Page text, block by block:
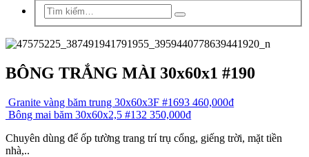
BÔNG TRẮNG MÀI 30x60x1 #190
Granite vàng băm trung 30x60x3F #1693 460,000₫
Bông mai băm 30x60x2,5 #132 350,000₫
Chuyên dùng để ốp tường trang trí trụ cổng, giếng trời, mặt tiền
nhà,..